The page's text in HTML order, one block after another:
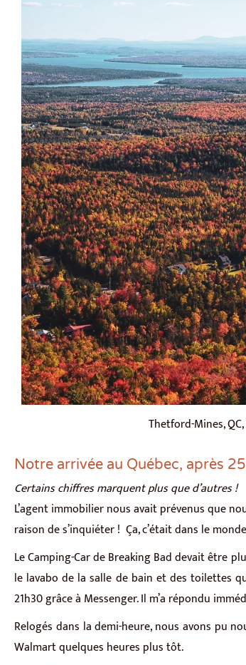
Thetford-Mines, QC,
Notre arrivée au Québec, après
Certains chiffres marquent plus que d’autres !
L’agent immobilier nous avait prévenus que
raison de s’inquiéter ! Ça, c’était dans le
Le Camping-Car de Breaking Bad devait être
le lavabo de la salle de bain et des toilettes
21h30 grâce à Messenger. Il m’a répondu
Relogés dans la demi-heure, nous avons pu
Walmart quelques heures plus tôt.